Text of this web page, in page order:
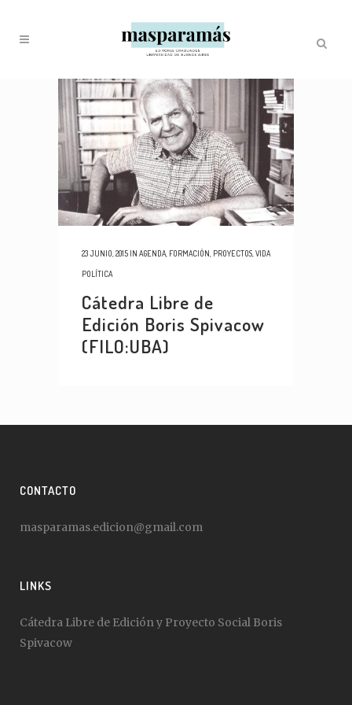
23 JUNIO, 2015 IN AGENDA FORMACIÓN PROYECTOS VIDA
POLÍTICA
Cátedra Libre de
Edición Boris Spivacow
(FILO:UBA)
CONTACTO
masparamas.edicion@gmail.com
LINKS
Cátedra Libre de Edición y Proyecto Social Boris
Spivacow